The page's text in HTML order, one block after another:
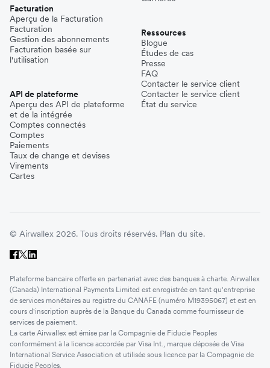
Facturation
Aperçu de la Facturation
Facturation
Gestion des abonnements
Facturation basée sur
l'utilisation
API de plateforme
Aperçu des API de plateforme
et de la intégrée
Comptes connectés
Comptes
Paiements
Taux de change et devises
Virements
Cartes
Ressources
Blogue
Études de cas
Presse
FAQ
Contacter le service client
Contacter le service client
État du service
© Airwallex 2026. Tous droits réservés. Plan du site.
Plateforme bancaire offerte en partenariat avec des banques à charte. Airwallex
(Canada) International Payments Limited est enregistrée en tant qu'entreprise
de services monétaires au registre du CANAFE (numéro M19395067) et est en
cours d'inscription auprès de la Banque du Canada comme fournisseur de
services de paiement.
La carte Airwallex est émise par la Compagnie de Fiducie Peoples
conformément à la licence accordée par Visa Int., marque déposée de Visa
International Service Association et utilisée sous licence par la Compagnie de
Fiducie Peoples.